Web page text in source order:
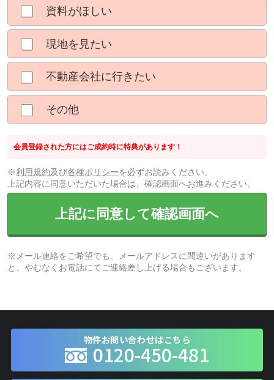
資料がほしい
現地を見たい
不動産会社に行きたい
その他
会員登録された方にはご成約時に特典があります！
※利用規約及び各種ポリシーを必ずお読みください。
上記内容に同意いただいた場合は、確認画面へお進みください。
上記に同意して確認画面へ
※メール連絡をご希望でも、メールアドレスに間違いがあります
と、やむなくお電話にてご連絡差し上げる場合もございます。
物件お問い合わせはこちら
0120-450-481